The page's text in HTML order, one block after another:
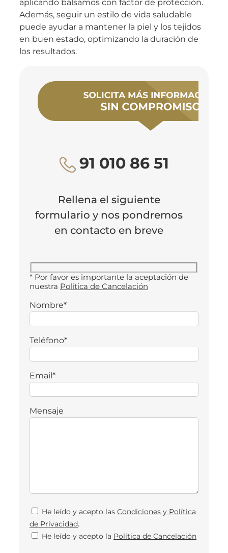
aplicando bálsamos con factor de protección.
Además, seguir un estilo de vida saludable
puede ayudar a mantener la piel y los tejidos
en buen estado, optimizando la duración de
los resultados.
91 010 86 51
Rellena el siguiente
formulario y nos pondremos
en contacto en breve
* Por favor es importante la aceptación de
nuestra Política de Cancelación
Nombre*
Teléfono*
Email*
Mensaje
He leído y acepto las Condiciones y Política
de Privacidad.
He leído y acepto la Política de Cancelación